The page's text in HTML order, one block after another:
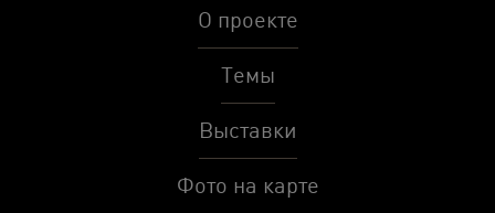
О проекте
Темы
Выставки
Фото на карте